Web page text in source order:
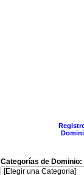
Categorías de Dominio: